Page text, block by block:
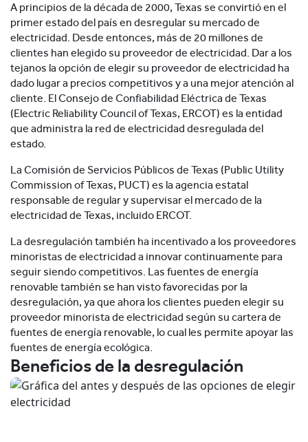
A principios de la década de 2000, Texas se convirtió en el
primer estado del país en desregular su mercado de
electricidad. Desde entonces, más de 20 millones de
clientes han elegido su proveedor de electricidad. Dar a los
tejanos la opción de elegir su proveedor de electricidad ha
dado lugar a precios competitivos y a una mejor atención al
cliente. El Consejo de Confiabilidad Eléctrica de Texas
(Electric Reliability Council of Texas, ERCOT) es la entidad
que administra la red de electricidad desregulada del
estado.
La Comisión de Servicios Públicos de Texas (Public Utility
Commission of Texas, PUCT) es la agencia estatal
responsable de regular y supervisar el mercado de la
electricidad de Texas, incluido ERCOT.
La desregulación también ha incentivado a los proveedores
minoristas de electricidad a innovar continuamente para
seguir siendo competitivos. Las fuentes de energía
renovable también se han visto favorecidas por la
desregulación, ya que ahora los clientes pueden elegir su
proveedor minorista de electricidad según su cartera de
fuentes de energía renovable, lo cual les permite apoyar las
fuentes de energía ecológica.
Beneficios de la desregulación